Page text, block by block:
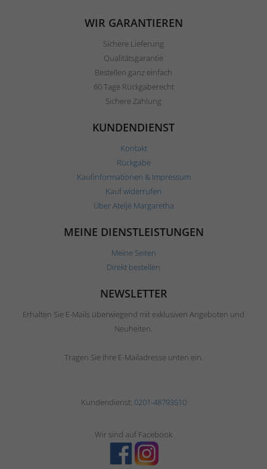
WIR GARANTIEREN
Sichere Lieferung
Qualitätsgarantie
Bestellen ganz einfach
60 Tage Rückgaberecht
Sichere Zahlung
KUNDENDIENST
Kontakt
Rückgabe
Kaufinformationen & Impressum
Kauf widerrufen
Über Ateljé Margaretha
MEINE DIENSTLEISTUNGEN
Meine Seiten
Direkt bestellen
NEWSLETTER
Erhalten Sie E-Mails überwiegend mit exklusiven Angeboten und
Neuheiten.
Tragen Sie Ihre E-Mailadresse unten ein.
Kundendienst: 0201-48793510
Wir sind auf Facebook